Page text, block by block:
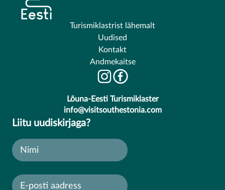
Turismiklastrist lähemalt
Uudised
Kontakt
Andmekaitse
Liitu uudiskirjaga?
Lõuna-Eesti Turismiklaster
info@visitsouthestonia.com